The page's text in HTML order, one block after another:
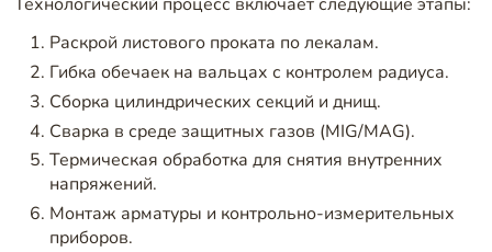
Раскрой листового проката по лекалам.
Гибка обечаек на вальцах с контролем радиуса.
Сборка цилиндрических секций и днищ.
Сварка в среде защитных газов (MIG/MAG).
Термическая обработка для снятия внутренних
напряжений.
Монтаж арматуры и контрольно-измерительных
приборов.